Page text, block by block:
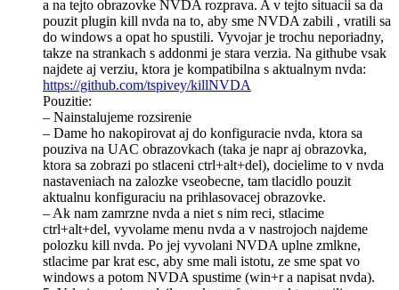
a na tejto obrazovke NVDA rozprava. A v tejto situacii sa da
pouzit plugin kill nvda na to, aby sme NVDA zabili , vratili sa
do windows a opat ho spustili. Vyvojar je trochu neporiadny,
takze na strankach s addonmi je stara verzia. Na githube vsak
najdete aj verziu, ktora je kompatibilna s aktualnym nvda:
https://github.com/tspivey/killNVDA
Pouzitie:
– Nainstalujeme rozsirenie
– Dame ho nakopirovat aj do konfiguracie nvda, ktora sa
pouziva na UAC obrazovkach (taka je napr aj obrazovka,
ktora sa zobrazi po stlaceni ctrl+alt+del), docielime to v nvda
nastaveniach na zalozke vseobecne, tam tlacidlo pouzit
aktualnu konfiguraciu na prihlasovacej obrazovke.
– Ak nam zamrzne nvda a niet s nim reci, stlacime
ctrl+alt+del, vyvolame menu nvda a v nastrojoch najdeme
polozku kill nvda. Po jej vyvolani NVDA uplne zmlkne,
stlacime par krat esc, aby sme mali istotu, ze sme spat vo
windows a potom NVDA spustime (win+r a napisat nvda).